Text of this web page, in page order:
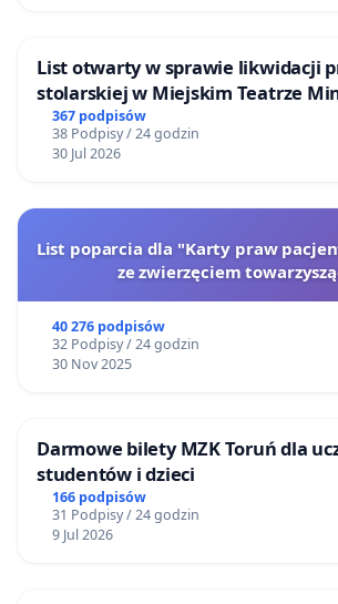
List otwarty w sprawie likwidacji
stolarskiej w Miejskim Teatrze
Gdańsku
367 podpisów
38 Podpisy / 24 godzin
30 Jul 2026
List poparcia dla "Karty praw
ze zwierzęciem
40 276 podpisów
32 Podpisy / 24 godzin
30 Nov 2025
Darmowe bilety MZK Toruń dla
studentów i dzieci
166 podpisów
31 Podpisy / 24 godzin
9 Jul 2026